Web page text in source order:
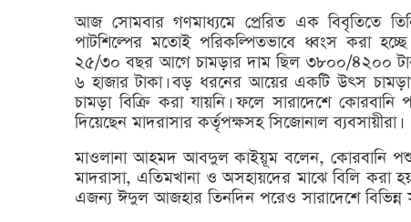
আজ সোমবার গণমাধ্যমে প্রেরিত এক বিবৃতিতে
পাটশিল্পের মতোই পরিকল্পিতভাবে ধ্বংস করা
২৫/৩০ বছর আগে চামড়ার দাম ছিল ৩৮০০/৪২০০
৬ হাজার টাকা। বড় ধরনের আয়ের একটি উৎস
চামড়া বিক্রি করা যায়নি। ফলে সারাদেশে
দিয়েছেন মাদরাসার কর্তৃপক্ষসহ সিজোনাল ব্যবসায়ীরা।
মাওলানা আহমদ আবদুল কাইয়ূম বলেন, কোরবানি
মাদরাসা, এতিমখানা ও অসহায়দের মাঝে বিলি করা
এজন্য ঈদুল আজহার তিনদিন পরেও সারাদেশে